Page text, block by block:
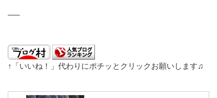
—–
↑「いいね！」代わりにポチッとクリックお願いします♫